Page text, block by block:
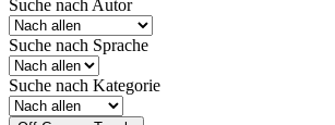
Suche nach Autor
Suche nach Sprache
Suche nach Kategorie